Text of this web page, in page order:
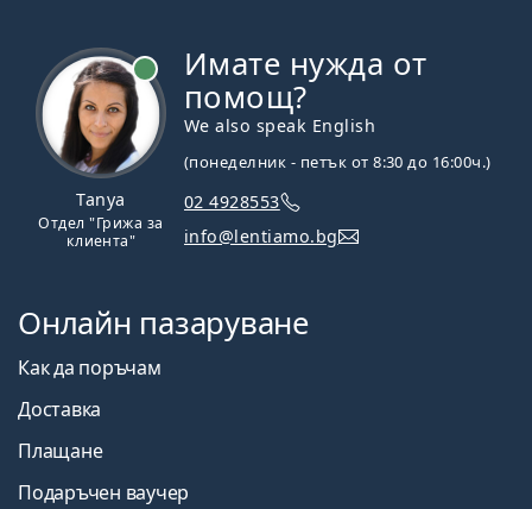
Tanya
Отдел "Грижа за
клиента"
Имате нужда от
помощ?
We also speak English
(понеделник - петък от 8:30 до 16:00ч.)
02 4928553
info@lentiamo.bg
Онлайн пазаруване
Как да поръчам
Доставка
Плащане
Подаръчен ваучер